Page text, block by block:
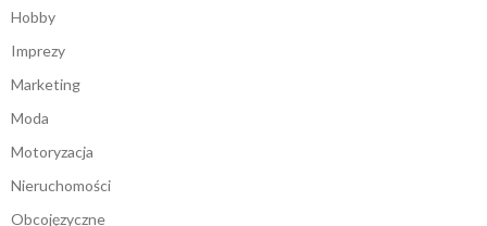
Hobby
Imprezy
Marketing
Moda
Motoryzacja
Nieruchomości
Obcojęzyczne